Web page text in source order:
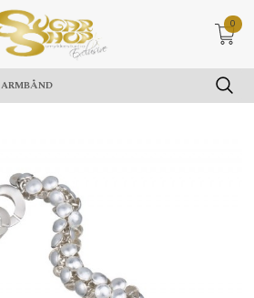
0
ARMBÅND